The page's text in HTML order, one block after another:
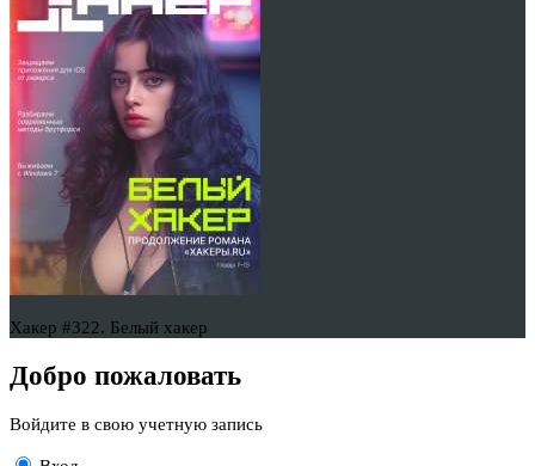
Хакер #322. Белый хакер
Добро пожаловать
Войдите в свою учетную запись